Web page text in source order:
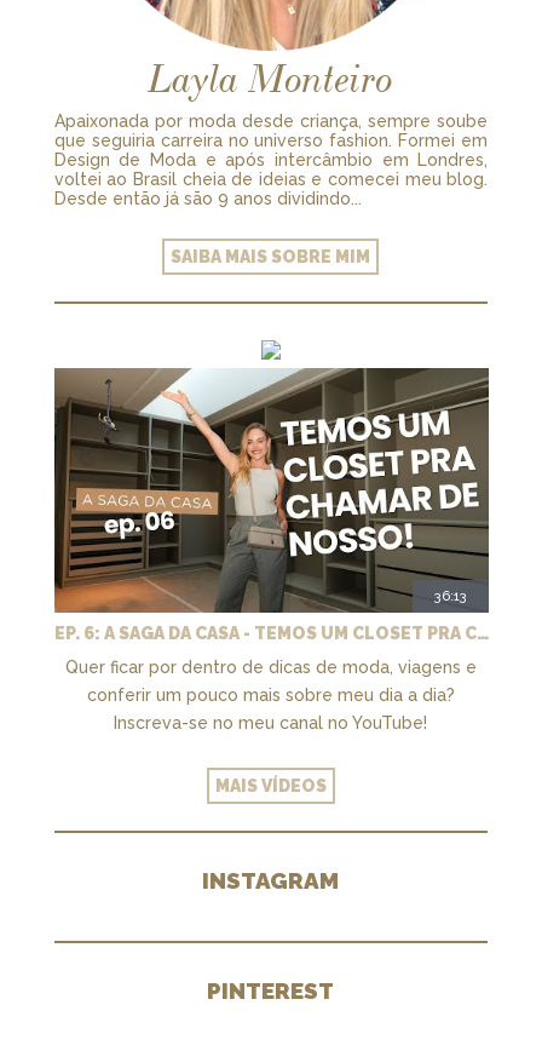
Layla Monteiro
Apaixonada por moda desde criança, sempre soube
que seguiria carreira no universo fashion. Formei em
Design de Moda e após intercâmbio em Londres,
voltei ao Brasil cheia de ideias e comecei meu blog.
Desde então já são 9 anos dividindo...
SAIBA MAIS SOBRE MIM
36:13
EP. 6: A SAGA DA CASA - TEMOS UM CLOSET PRA CHAMAR DE NOSSO + MARCENARIA E PAISAGISMO
Quer ficar por dentro de dicas de moda, viagens e
conferir um pouco mais sobre meu dia a dia?
Inscreva-se no meu canal no YouTube!
MAIS VÍDEOS
INSTAGRAM
PINTEREST